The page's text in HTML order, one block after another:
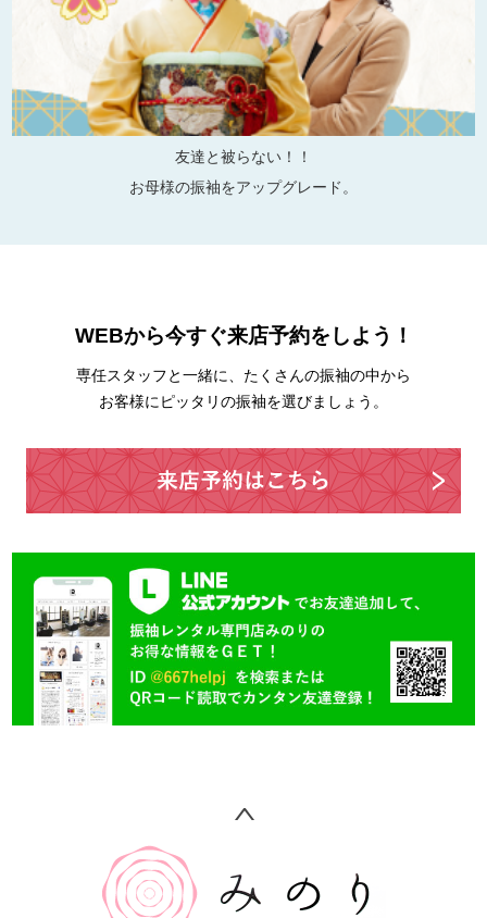
友達と被らない！！
お母様の振袖をアップグレード。
WEBから今すぐ来店予約をしよう！
専任スタッフと一緒に、たくさんの振袖の中から
お客様にピッタリの振袖を選びましょう。